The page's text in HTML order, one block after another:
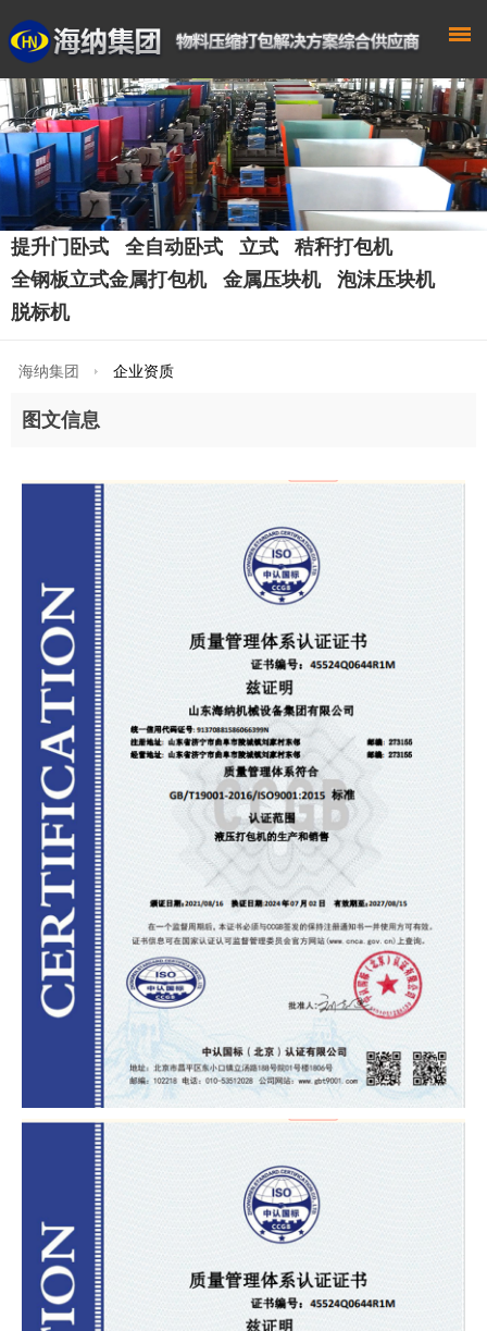
提升门卧式 全自动卧式 立式
秸秆打包机
全钢板立式金属打包机
金属压块机
泡沫压块机
脱标机
海纳集团 企业资质
图文信息